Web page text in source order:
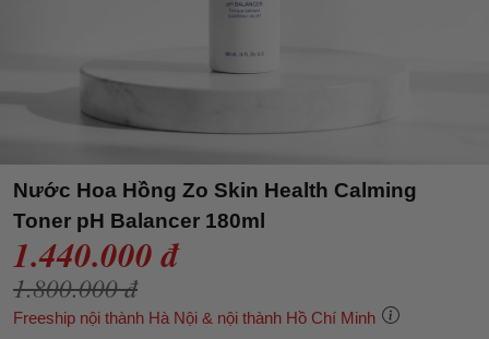
Nước Hoa Hồng Zo Skin Health Calming
Toner pH Balancer 180ml
1.440.000 đ
1.800.000 đ
Freeship nội thành Hà Nội & nội thành Hồ Chí Minh